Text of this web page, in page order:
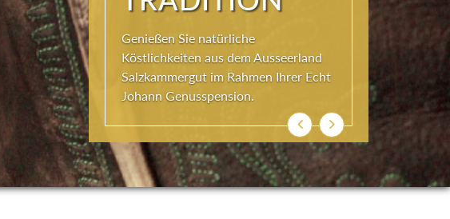
Hochgenuss: Gourmet-Menüs, einen
Mittagstisch und Gaumenfreude à-la-
carte: stets herzhaft zubereitet mit
Köstlichkeiten aus dem Ausseerland.
ZurückWeiter